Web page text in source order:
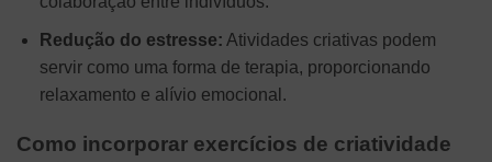
Redução do estresse: Atividades criativas podem
servir como uma forma de terapia, proporcionando
relaxamento e alívio emocional.
Como incorporar exercícios de criatividade